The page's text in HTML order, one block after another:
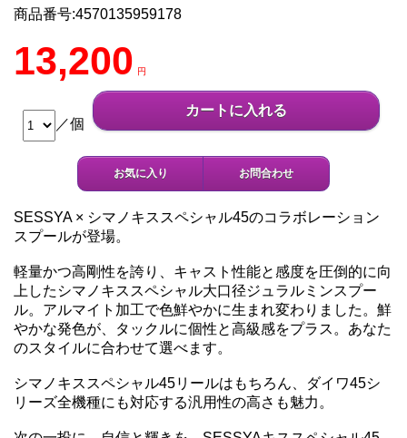
商品番号:4570135959178
13,200 円
／個
カートに入れる
お気に入り お問合わせ
SESSYA × シマノキススペシャル45のコラボレーション
スプールが登場。
軽量かつ高剛性を誇り、キャスト性能と感度を圧倒的に向
上したシマノキススペシャル大口径ジュラルミンスプー
ル。アルマイト加工で色鮮やかに生まれ変わりました。鮮
やかな発色が、タックルに個性と高級感をプラス。あなた
のスタイルに合わせて選べます。
シマノキススペシャル45リールはもちろん、ダイワ45シ
リーズ全機種にも対応する汎用性の高さも魅力。